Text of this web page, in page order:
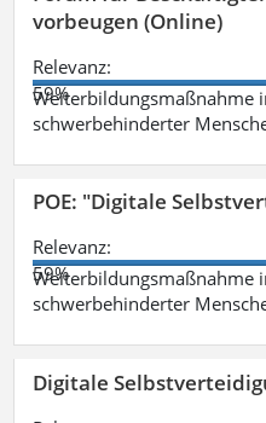
vorbeugen (Online)
Relevanz:
59%
Weiterbildungsmaßnahme
schwerbehinderter
POE: "Digitale
Relevanz:
59%
Weiterbildungsmaßnahme
schwerbehinderter
Digitale